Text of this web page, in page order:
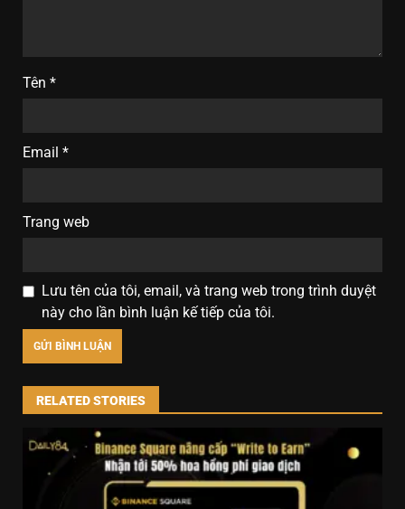
Tên *
Email *
Trang web
Lưu tên của tôi, email, và trang web trong trình duyệt
này cho lần bình luận kế tiếp của tôi.
RELATED STORIES